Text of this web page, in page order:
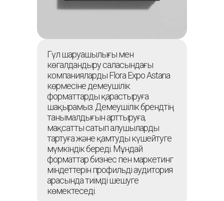
Гүл шаруашылығы мен
көгалдандыру саласындағы
компанияларды Flora Expo Astana
көрмесіне демеушілік
форматтарды қарастыруға
шақырамыз. Демеушілік брендтің
танымалдығын арттыруға,
мақсатты сатып алушыларды
тартуға және қамтуды күшейтуге
мүмкіндік береді. Мұндай
форматтар бизнес пен маркетинг
міндеттерін профильді аудитория
арасында тиімді шешуге
көмектеседі.